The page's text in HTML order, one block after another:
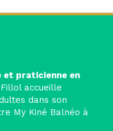
et praticienne en
accueille
dans son
My Kiné Balnéo à